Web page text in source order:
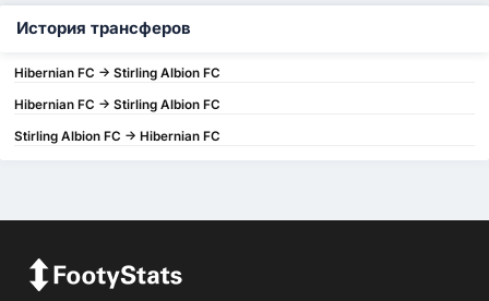
История трансферов
Hibernian FC -> Stirling Albion FC
Hibernian FC -> Stirling Albion FC
Stirling Albion FC -> Hibernian FC